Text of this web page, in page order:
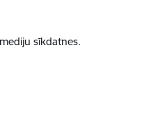
sīkdatnes.